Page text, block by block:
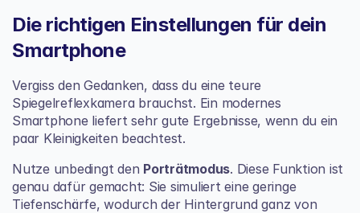
Die richtigen Einstellungen für dein
Smartphone
Vergiss den Gedanken, dass du eine teure
Spiegelreflexkamera brauchst. Ein modernes
Smartphone liefert sehr gute Ergebnisse, wenn du ein
paar Kleinigkeiten beachtest.
Nutze unbedingt den Porträtmodus. Diese Funktion ist
genau dafür gemacht: Sie simuliert eine geringe
Tiefenschärfe, wodurch der Hintergrund ganz von